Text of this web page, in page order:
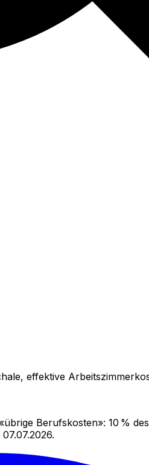
effektive
Berufskosten»: 10 %